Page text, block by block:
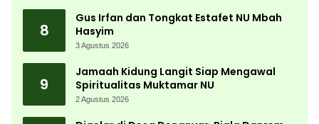
8
Gus Irfan dan Tongkat Estafet NU Mbah
Hasyim
3 Agustus 2026
9
Jamaah Kidung Langit Siap Mengawal
Spiritualitas Muktamar NU
2 Agustus 2026